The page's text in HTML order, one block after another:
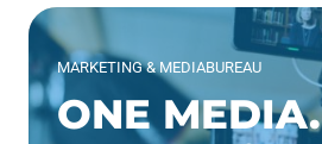
MARKETING & MEDIABUREAU
ONE MEDIA.